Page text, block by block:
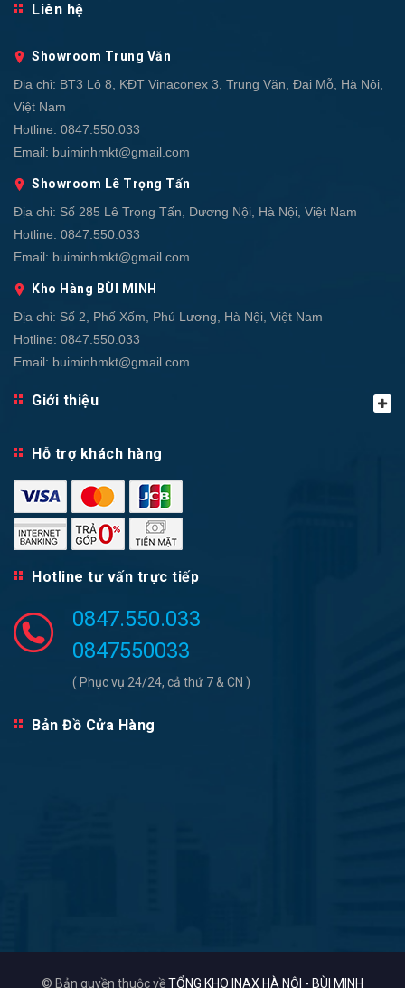
Liên hệ
Showroom Trung Văn
Địa chỉ: BT3 Lô 8, KĐT Vinaconex 3, Trung Văn, Đại Mỗ, Hà Nội,
Việt Nam
Hotline: 0847.550.033
Email: buiminhmkt@gmail.com
Showroom Lê Trọng Tấn
Địa chỉ: Số 285 Lê Trọng Tấn, Dương Nội, Hà Nội, Việt Nam
Hotline: 0847.550.033
Email: buiminhmkt@gmail.com
Kho Hàng BÙI MINH
Địa chỉ: Số 2, Phố Xốm, Phú Lương, Hà Nội, Việt Nam
Hotline: 0847.550.033
Email: buiminhmkt@gmail.com
Giới thiệu
Hỗ trợ khách hàng
Hotline tư vấn trực tiếp
0847.550.033
0847550033
( Phục vụ 24/24, cả thứ 7 & CN )
Bản Đồ Cửa Hàng
© Bản quyền thuộc vềTỔNG KHO INAX HÀ NỘI - BÙI MINH